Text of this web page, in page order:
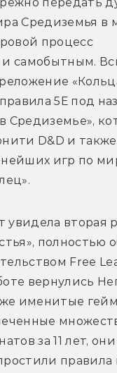
Средиземья в
процесс
самобытным.
5Е под
Средиземье»,
D&D и также
игр по
увидела вторая
полностью
Free
вернулись
именитые
за 11 лет,
правила